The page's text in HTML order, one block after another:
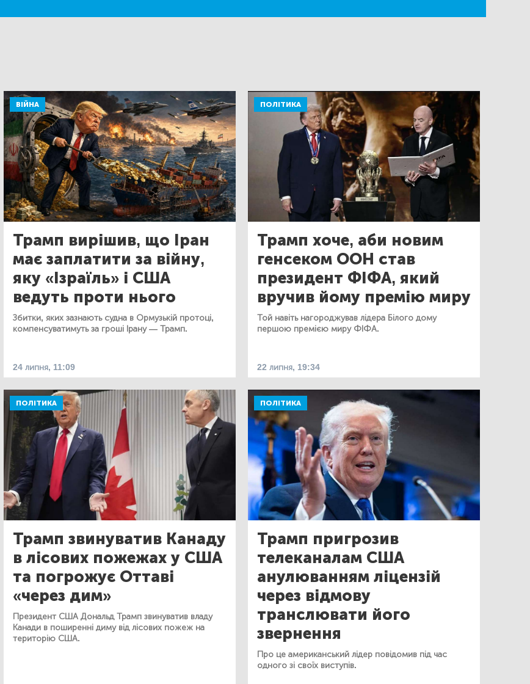
ВІЙНА
Трамп вирішив, що Іран
має заплатити за війну,
яку «Ізраїль» і США
ведуть проти нього
Збитки, яких зазнають судна в Ормузькій протоці,
компенсуватимуть за гроші Ірану — Трамп.
24 липня, 11:09
ПОЛІТИКА
Трамп хоче, аби новим
генсеком ООН став
президент ФІФА, який
вручив йому премію миру
Той навіть нагороджував лідера Білого дому
першою премією миру ФІФА.
22 липня, 19:34
ПОЛІТИКА
Трамп звинуватив Канаду
в лісових пожежах у США
та погрожує Оттаві
«через дим»
Президент США Дональд Трамп звинуватив владу
Канади в поширенні диму від лісових пожеж на
територію США.
ПОЛІТИКА
Трамп пригрозив
телеканалам США
анулюванням ліцензій
через відмову
транслювати його
звернення
Про це американський лідер повідомив під час
одного зі своїх виступів.